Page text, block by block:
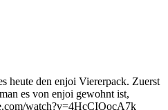
heute den enjoi Viererpack. Zuerst
es von enjoi gewohnt ist,
watch?v=4HcCIOocA7k